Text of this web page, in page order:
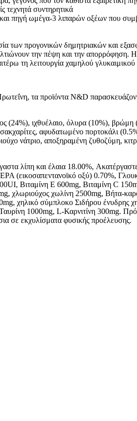
τεχνητά συντηρητικά
πηγή ωμέγα-3 λιπαρών οξέων που
των προγονικών δημητριακών και
την πέψη και την
τη λειτουργία χαμηλού γλυκαιμικού
τα προϊόντα N&D
ιχθυέλαιο, όλυρα (10%), βρώμη
αφυδατωμένο πορτοκάλι
νάτριο, αποξηραμένη ζυθοζύμη,
λίπη και έλαια 18.00%,
(εικοσαπεντανοϊκό οξύ) 0.70%,
Βιταμίνη E 600mg, Βιταμίνη C
χλωριούχος χωλίνη 2500mg, Bήτα-
χηλικό σύμπλοκο Σιδήρου
1000mg, L-Καρνιτίνη 300mg.
σε εκχυλίσματα φυσικής προέλευσης.